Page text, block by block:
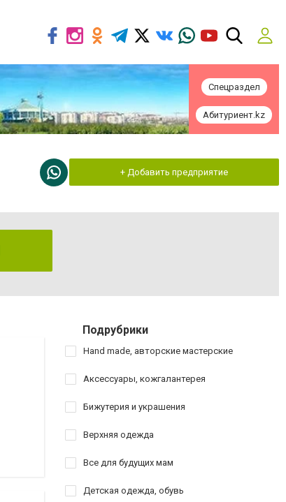
Спецраздел
Абитуриент.kz
+ Добавить предприятие
Подрубрики
Hand made, авторские мастерские
Аксессуары, кожгалантерея
Бижутерия и украшения
Верхняя одежда
Все для будущих мам
Детская одежда, обувь